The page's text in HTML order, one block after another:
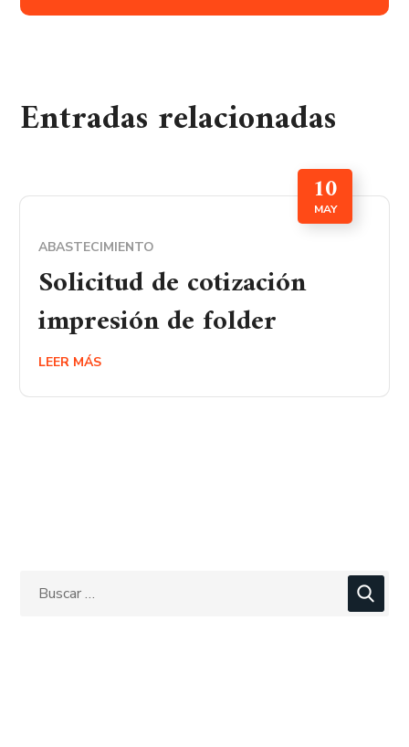
Entradas relacionadas
10
MAY
ABASTECIMIENTO
Solicitud de cotización
impresión de folder
LEER MÁS